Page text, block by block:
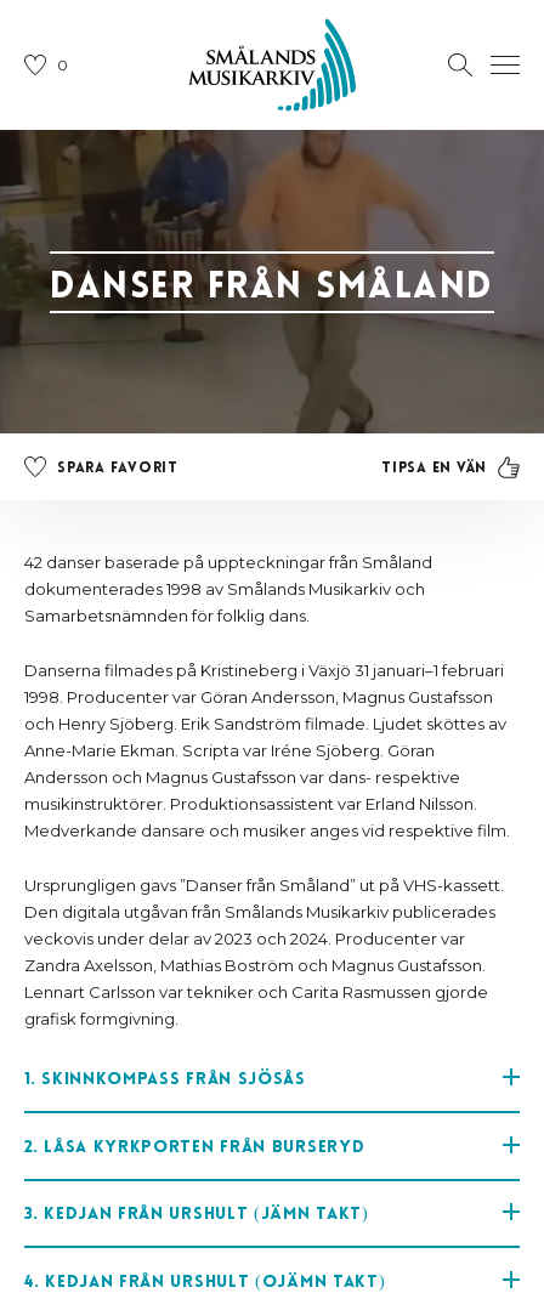
0
Danser från Småland
Spara favorit Tipsa en vän
42 danser baserade på uppteckningar från Småland
dokumenterades 1998 av Smålands Musikarkiv och
Samarbetsnämnden för folklig dans.
Danserna filmades på Kristineberg i Växjö 31 januari–1 februari
1998. Producenter var Göran Andersson, Magnus Gustafsson
och Henry Sjöberg. Erik Sandström filmade. Ljudet sköttes av
Anne-Marie Ekman. Scripta var Iréne Sjöberg. Göran
Andersson och Magnus Gustafsson var dans- respektive
musikinstruktörer. Produktionsassistent var Erland Nilsson.
Medverkande dansare och musiker anges vid respektive film.
Ursprungligen gavs ”Danser från Småland” ut på VHS-kassett.
Den digitala utgåvan från Smålands Musikarkiv publicerades
veckovis under delar av 2023 och 2024. Producenter var
Zandra Axelsson, Mathias Boström och Magnus Gustafsson.
Lennart Carlsson var tekniker och Carita Rasmussen gjorde
grafisk formgivning.
1. Skinnkompass från Sjösås
2. Låsa kyrkporten från Burseryd
3. Kedjan från Urshult (jämn takt)
4. Kedjan från Urshult (ojämn takt)